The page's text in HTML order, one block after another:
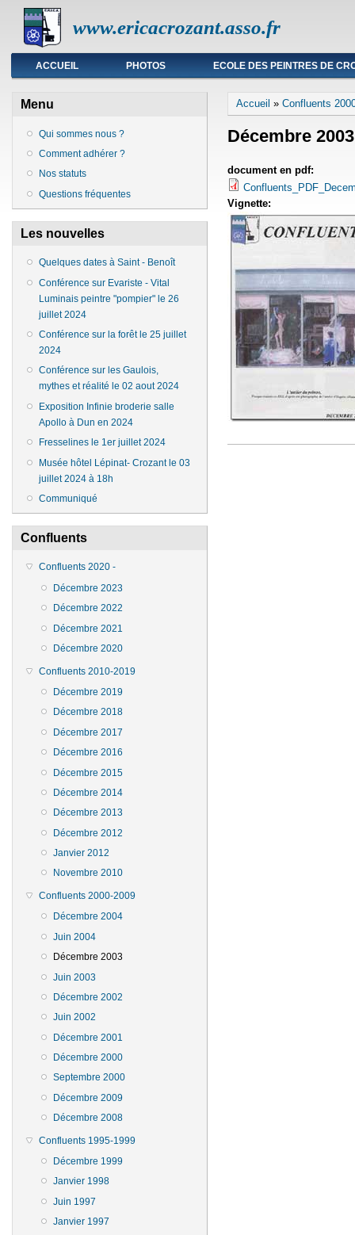
www.ericacrozant.asso.fr
Menu principal
ACCUEIL PHOTOS ECOLE DES PEINTRES DE
Menu
Qui sommes nous ?
Comment adhérer ?
Nos statuts
Questions fréquentes
Les nouvelles
Quelques dates à Saint - Benoît
Conférence sur Evariste - Vital
Luminais peintre "pompier" le 26
juillet 2024
Conférence sur la forêt le 25 juillet
2024
Conférence sur les Gaulois,
mythes et réalité le 02 aout 2024
Exposition Infinie broderie salle
Apollo à Dun en 2024
Fresselines le 1er juillet 2024
Musée hôtel Lépinat- Crozant le 03
juillet 2024 à 18h
Communiqué
Confluents
Confluents 2020 -
Décembre 2023
Décembre 2022
Décembre 2021
Décembre 2020
Confluents 2010-2019
Décembre 2019
Décembre 2018
Décembre 2017
Décembre 2016
Décembre 2015
Décembre 2014
Décembre 2013
Décembre 2012
Janvier 2012
Novembre 2010
Confluents 2000-2009
Décembre 2004
Juin 2004
Décembre 2003
Juin 2003
Décembre 2002
Juin 2002
Décembre 2001
Décembre 2000
Septembre 2000
Décembre 2009
Décembre 2008
Confluents 1995-1999
Décembre 1999
Janvier 1998
Juin 1997
Janvier 1997
Vous êtes ici
Accueil » Confluents
Décembre 2003
document en pdf:
Vignette: